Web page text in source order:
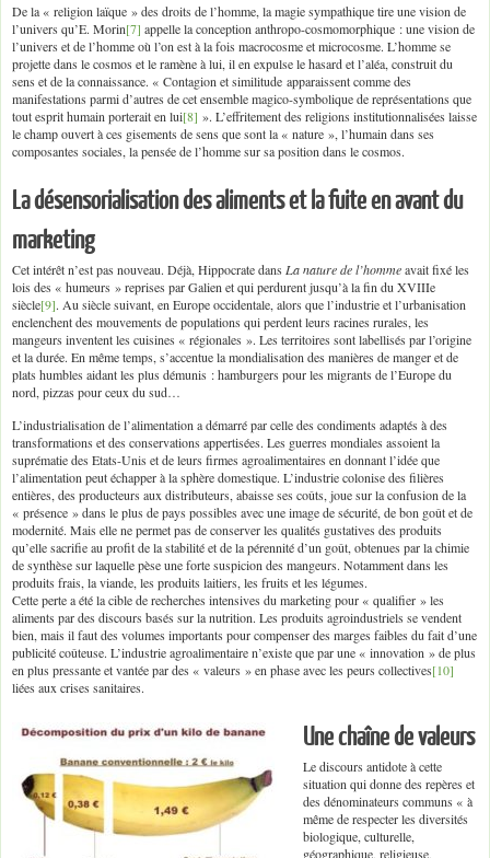
De la « religion laïque » des droits de l’homme, la magie sympathique tire une vision de
l’univers qu’E. Morin[7] appelle la conception anthropo-cosmomorphique : une vision de
l’univers et de l’homme où l’on est à la fois macrocosme et microcosme. L’homme se
projette dans le cosmos et le ramène à lui, il en expulse le hasard et l’aléa, construit du
sens et de la connaissance. « Contagion et similitude apparaissent comme des
manifestations parmi d’autres de cet ensemble magico-symbolique de représentations que
tout esprit humain porterait en lui[8] ». L’effritement des religions institutionnalisées laisse
le champ ouvert à ces gisements de sens que sont la « nature », l’humain dans ses
composantes sociales, la pensée de l’homme sur sa position dans le cosmos.
La désensorialisation des aliments et la fuite en avant du
marketing
Cet intérêt n’est pas nouveau. Déjà, Hippocrate dans La nature de l’hommeavait fixé les
lois des « humeurs » reprises par Galien et qui perdurent jusqu’à la fin du XVIIIe
siècle[9]. Au siècle suivant, en Europe occidentale, alors que l’industrie et l’urbanisation
enclenchent des mouvements de populations qui perdent leurs racines rurales, les
mangeurs inventent les cuisines « régionales ». Les territoires sont labellisés par l’origine
et la durée. En même temps, s’accentue la mondialisation des manières de manger et de
plats humbles aidant les plus démunis : hamburgers pour les migrants de l’Europe du
nord, pizzas pour ceux du sud…
L’industrialisation de l’alimentation a démarré par celle des condiments adaptés à des
transformations et des conservations appertisées. Les guerres mondiales assoient la
suprématie des Etats-Unis et de leurs firmes agroalimentaires en donnant l’idée que
l’alimentation peut échapper à la sphère domestique. L’industrie colonise des filières
entières, des producteurs aux distributeurs, abaisse ses coûts, joue sur la confusion de la
« présence » dans le plus de pays possibles avec une image de sécurité, de bon goût et de
modernité. Mais elle ne permet pas de conserver les qualités gustatives des produits
qu’elle sacrifie au profit de la stabilité et de la pérennité d’un goût, obtenues par la chimie
de synthèse sur laquelle pèse une forte suspicion des mangeurs. Notamment dans les
produits frais, la viande, les produits laitiers, les fruits et les légumes.
Cette perte a été la cible de recherches intensives du marketing pour « qualifier » les
aliments par des discours basés sur la nutrition. Les produits agroindustriels se vendent
bien, mais il faut des volumes importants pour compenser des marges faibles du fait d’une
publicité coûteuse. L’industrie agroalimentaire n’existe que par une « innovation » de plus
en plus pressante et vantée par des « valeurs » en phase avec les peurs collectives[10]
liées aux crises sanitaires.
Une chaîne de valeurs
Le discours antidote à cette
situation qui donne des repères et
des dénominateurs communs « à
même de respecter les diversités
biologique, culturelle,
géographique, religieuse,